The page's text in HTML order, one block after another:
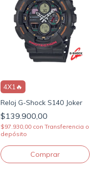
4X1🔥
Reloj G-Shock S140 Joker
$139.900,00
$97.930,00 con Transferencia o
depósito